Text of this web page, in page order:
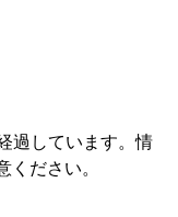
過しています。情
ださい。